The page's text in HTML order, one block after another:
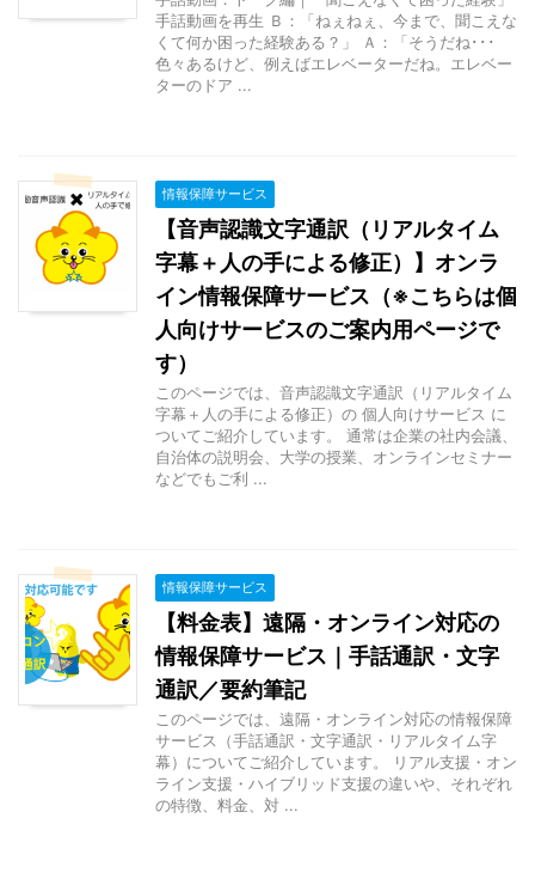
手話動画を再生 Ｂ：「ねぇねぇ、今まで、聞こえな
くて何か困った経験ある？」 Ａ：「そうだね･･･
色々あるけど、例えばエレベーターだね。エレベー
ターのドア ...
情報保障サービス
【音声認識文字通訳（リアルタイム
字幕＋人の手による修正）】オンラ
イン情報保障サービス（※こちらは個
人向けサービスのご案内用ページで
す）
このページでは、音声認識文字通訳（リアルタイム
字幕＋人の手による修正）の 個人向けサービス に
ついてご紹介しています。 通常は企業の社内会議、
自治体の説明会、大学の授業、オンラインセミナー
などでもご利 ...
情報保障サービス
【料金表】遠隔・オンライン対応の
情報保障サービス｜手話通訳・文字
通訳／要約筆記
このページでは、遠隔・オンライン対応の情報保障
サービス（手話通訳・文字通訳・リアルタイム字
幕）についてご紹介しています。 リアル支援・オン
ライン支援・ハイブリッド支援の違いや、それぞれ
の特徴、料金、対 ...